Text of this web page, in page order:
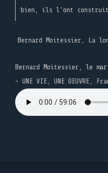
bien, ils l'ont construit
Bernard Moitessier, La
Bernard Moitessier, le
- UNE VIE, UNE OEUVRE,